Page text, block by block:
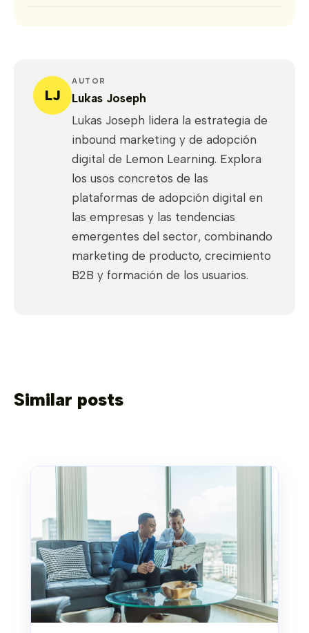
LJ
AUTOR
Lukas Joseph
Lukas Joseph lidera la estrategia de
inbound marketing y de adopción
digital de Lemon Learning. Explora
los usos concretos de las
plataformas de adopción digital en
las empresas y las tendencias
emergentes del sector, combinando
marketing de producto, crecimiento
B2B y formación de los usuarios.
Similar posts